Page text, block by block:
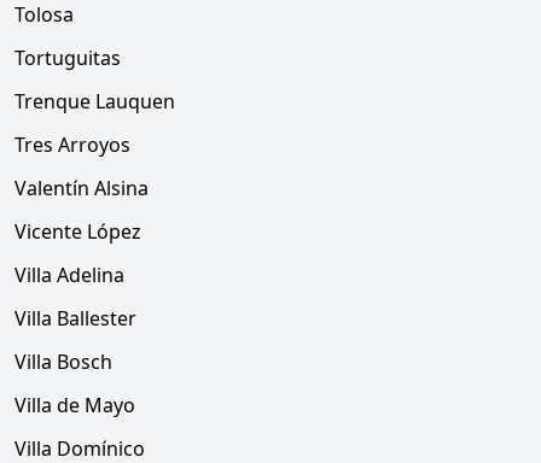
Tolosa
Tortuguitas
Trenque Lauquen
Tres Arroyos
Valentín Alsina
Vicente López
Villa Adelina
Villa Ballester
Villa Bosch
Villa de Mayo
Villa Domínico